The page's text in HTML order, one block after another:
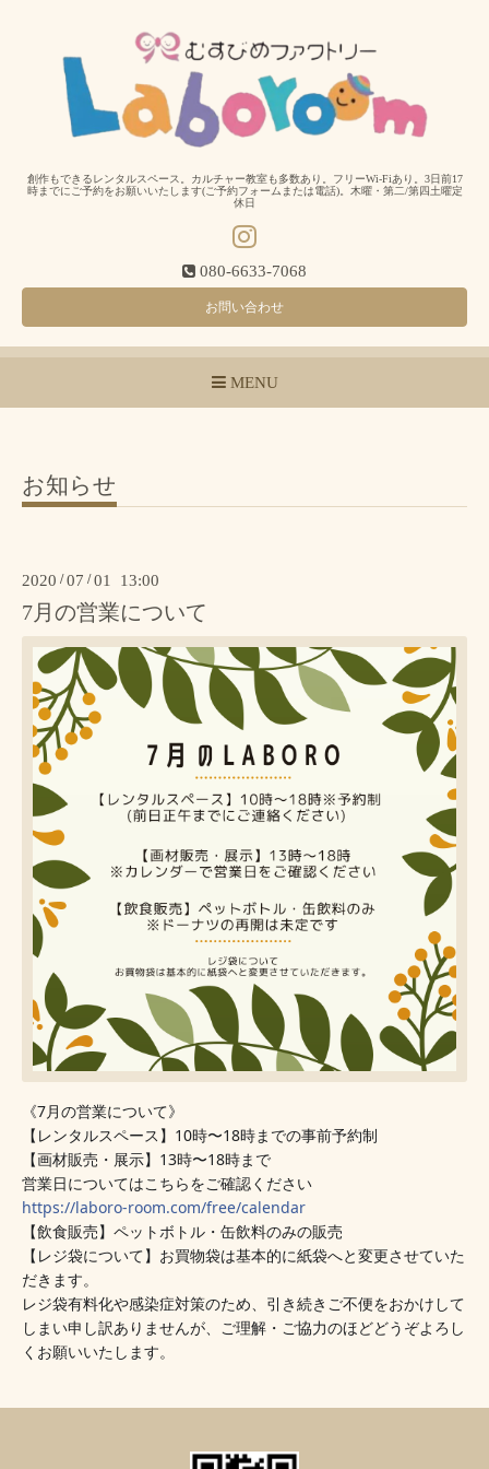
創作もできるレンタルスペース。カルチャー教室も多数あり。フリーWi-Fiあり。3日前17
時までにご予約をお願いいたします(ご予約フォームまたは電話)。木曜・第二/第四土曜定
休日
080-6633-7068
お問い合わせ
MENU
お知らせ
2020 /07 /01 13:00
7月の営業について
《7月の営業について》
【レンタルスペース】10時〜18時までの事前予約制
【画材販売・展示】13時〜18時まで
営業日についてはこちらをご確認ください
https://laboro-room.com/free/calendar
【飲食販売】ペットボトル・缶飲料のみの販売
【レジ袋について】お買物袋は基本的に紙袋へと変更させていた
だきます。
レジ袋有料化や感染症対策のため、引き続きご不便をおかけして
しまい申し訳ありませんが、ご理解・ご協力のほどどうぞよろし
くお願いいたします。